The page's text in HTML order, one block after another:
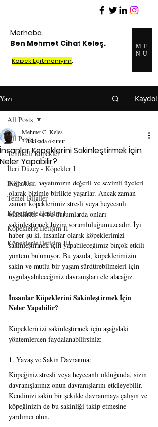
Merhaba.
Ben Mehmet Cihat Keleş.
Köpek Eğitmeniyim.
ME
NU
Yazı Kaydol
All Posts
Tehlikeli Köpekler
İleri Düzey - Köpekler I
Başlarken
Temel Bilgiler
Köpeklerle İletişim I
Köpeklerle İletişim II
Köpeklerle İletişim III
All Posts
İnsanlar Köpeklerini Sakinleştirmek İçin
Neler Yapabilir?
Mehmet C. Keles
3 dakikada okunur
Köpekler, hayatımızın değerli ve sevimli üyeleri
olarak bizimle birlikte yaşarlar. Ancak zaman
zaman köpeklerimiz stresli veya heyecanlı
olabilirler ve bu durumlarda onları
sakinleştirmek bizim sorumluluğumuzdadır. İyi
haber şu ki, insanlar olarak köpeklerimizi
sakinleştirmek için yapabileceğimiz birçok etkili
yöntem bulunuyor. Bu yazıda, köpeklerimizin
sakin ve mutlu bir yaşam sürdürebilmeleri için
uygulayabileceğiniz davranışları ele alacağız.
İnsanlar Köpeklerini Sakinleştirmek İçin
Neler Yapabilir?
Köpeklerinizi sakinleştirmek için aşağıdaki
yöntemlerden faydalanabilirsiniz:
1. Yavaş ve Sakin Davranma:
Köpeğiniz stresli veya heyecanlı olduğunda, sizin
davranışlarınız onun davranışlarını etkileyebilir.
Kendinizi sakin bir şekilde davranmaya çalışın ve
köpeğinizin de bu sakinliği takip etmesine
yardımcı olun.